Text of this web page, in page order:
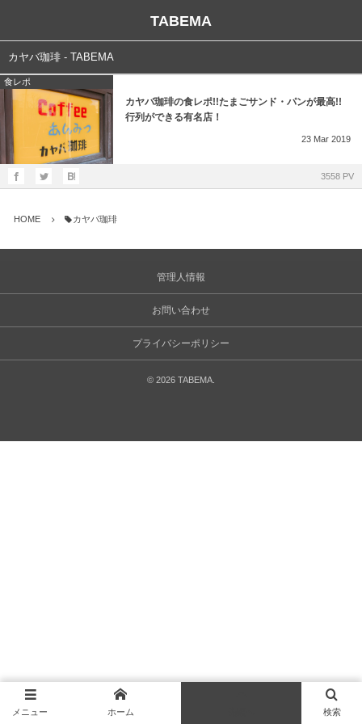
TABEMA
カヤバ珈琲 - TABEMA
食レポ
カヤバ珈琲の食レポ!!たまごサンド・パンが最高!!
行列ができる有名店！
23 Mar 2019
3558 PV
HOME カヤバ珈琲
管理人情報
お問い合わせ
プライバシーポリシー
© 2026 TABEMA
メニュー 検索
ホーム